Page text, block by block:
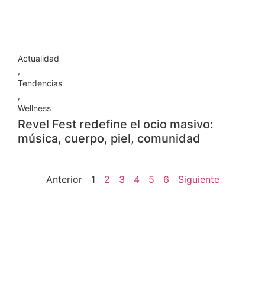
Actualidad
,
Tendencias
,
Wellness
Revel Fest redefine el ocio masivo:
música, cuerpo, piel, comunidad
Anterior 1 2 3 4 5 6 Siguiente